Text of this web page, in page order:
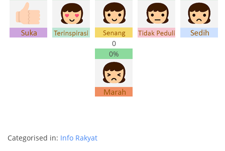
0
0%
Categorised in: Info Rakyat